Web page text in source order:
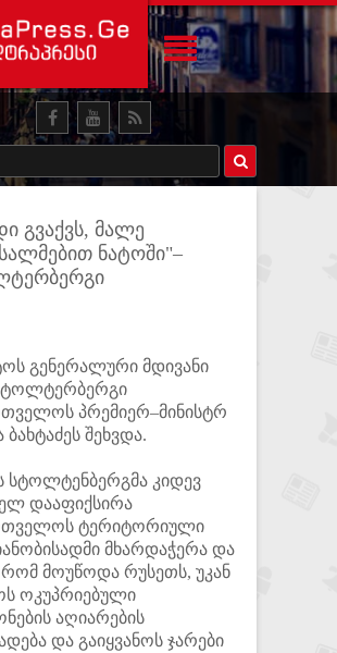
გვაქვს, მალე
ნატოში"–
გენერალური მდივანი
პრემიერ–მინისტრ
ბახტაძეს შეხვდა.
სტოლტენბერგმა კიდევ
დააფიქსირა
ტერიტორიული
მხარდაჭერა და
მოუწოდა რუსეთს, უკან
ოკუპრიებული
აღიარების
და გაიყვანოს ჯარები